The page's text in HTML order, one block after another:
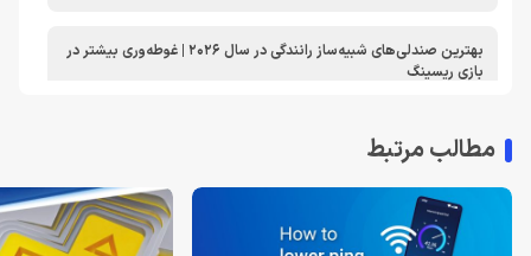
بهترین صندلی‌های شبیه‌ساز رانندگی در سال 2026 | غوطه‌وری بیشتر در
بازی ریسینگ
تیر 30, 1404
مطالب مرتبط